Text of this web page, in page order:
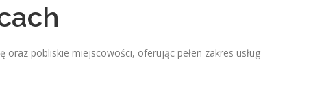
oraz pobliskie miejscowości, oferując pełen zakres usług